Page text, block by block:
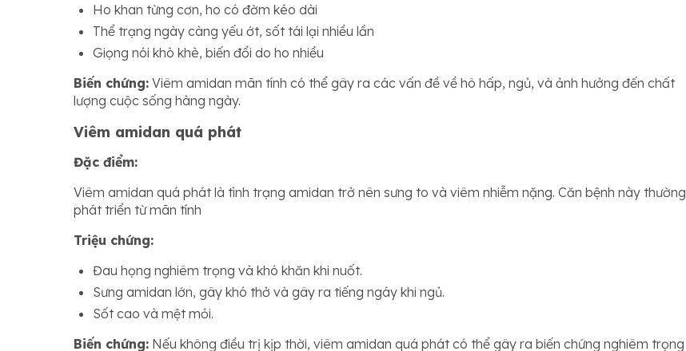
Ho khan từng cơn, ho có đờm kéo dài
Thể trạng ngày càng yếu ớt, sốt tái lại nhiều lần
Giọng nói khò khè, biến đổi do ho nhiều
Biến chứng: Viêm amidan mãn tính có thể gây ra các vấn đề về hô hấp, ngủ, và ảnh hưởng đến chất
lượng cuộc sống hàng ngày.
Viêm amidan quá phát
Đặc điểm:
Viêm amidan quá phát là tình trạng amidan trở nên sưng to và viêm nhiễm nặng. Căn bệnh này thường
phát triển từ mãn tính
Triệu chứng:
Đau họng nghiêm trọng và khó khăn khi nuốt.
Sưng amidan lớn, gây khó thở và gây ra tiếng ngáy khi ngủ.
Sốt cao và mệt mỏi.
Biến chứng: Nếu không điều trị kịp thời, viêm amidan quá phát có thể gây ra biến chứng nghiêm trọng